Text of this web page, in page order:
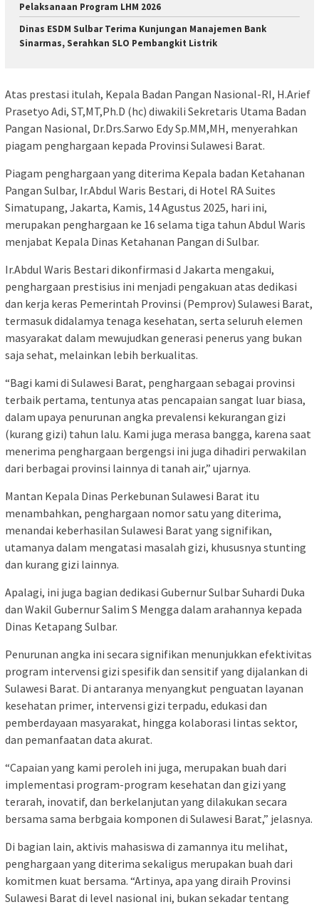
Pelaksanaan Program LHM 2026
Dinas ESDM Sulbar Terima Kunjungan Manajemen Bank
Sinarmas, Serahkan SLO Pembangkit Listrik
Atas prestasi itulah, Kepala Badan Pangan Nasional-RI, H.Arief
Prasetyo Adi, ST,MT,Ph.D (hc) diwakili Sekretaris Utama Badan
Pangan Nasional, Dr.Drs.Sarwo Edy Sp.MM,MH, menyerahkan
piagam penghargaan kepada Provinsi Sulawesi Barat.
Piagam penghargaan yang diterima Kepala badan Ketahanan
Pangan Sulbar, Ir.Abdul Waris Bestari, di Hotel RA Suites
Simatupang, Jakarta, Kamis, 14 Agustus 2025, hari ini,
merupakan penghargaan ke 16 selama tiga tahun Abdul Waris
menjabat Kepala Dinas Ketahanan Pangan di Sulbar.
Ir.Abdul Waris Bestari dikonfirmasi d Jakarta mengakui,
penghargaan prestisius ini menjadi pengakuan atas dedikasi
dan kerja keras Pemerintah Provinsi (Pemprov) Sulawesi Barat,
termasuk didalamya tenaga kesehatan, serta seluruh elemen
masyarakat dalam mewujudkan generasi penerus yang bukan
saja sehat, melainkan lebih berkualitas.
“Bagi kami di Sulawesi Barat, penghargaan sebagai provinsi
terbaik pertama, tentunya atas pencapaian sangat luar biasa,
dalam upaya penurunan angka prevalensi kekurangan gizi
(kurang gizi) tahun lalu. Kami juga merasa bangga, karena saat
menerima penghargaan bergengsi ini juga dihadiri perwakilan
dari berbagai provinsi lainnya di tanah air,” ujarnya.
Mantan Kepala Dinas Perkebunan Sulawesi Barat itu
menambahkan, penghargaan nomor satu yang diterima,
menandai keberhasilan Sulawesi Barat yang signifikan,
utamanya dalam mengatasi masalah gizi, khususnya stunting
dan kurang gizi lainnya.
Apalagi, ini juga bagian dedikasi Gubernur Sulbar Suhardi Duka
dan Wakil Gubernur Salim S Mengga dalam arahannya kepada
Dinas Ketapang Sulbar.
Penurunan angka ini secara signifikan menunjukkan efektivitas
program intervensi gizi spesifik dan sensitif yang dijalankan di
Sulawesi Barat. Di antaranya menyangkut penguatan layanan
kesehatan primer, intervensi gizi terpadu, edukasi dan
pemberdayaan masyarakat, hingga kolaborasi lintas sektor,
dan pemanfaatan data akurat.
“Capaian yang kami peroleh ini juga, merupakan buah dari
implementasi program-program kesehatan dan gizi yang
terarah, inovatif, dan berkelanjutan yang dilakukan secara
bersama sama berbgaia komponen di Sulawesi Barat,” jelasnya.
Di bagian lain, aktivis mahasiswa di zamannya itu melihat,
penghargaan yang diterima sekaligus merupakan buah dari
komitmen kuat bersama. “Artinya, apa yang diraih Provinsi
Sulawesi Barat di level nasional ini, bukan sekadar tentang